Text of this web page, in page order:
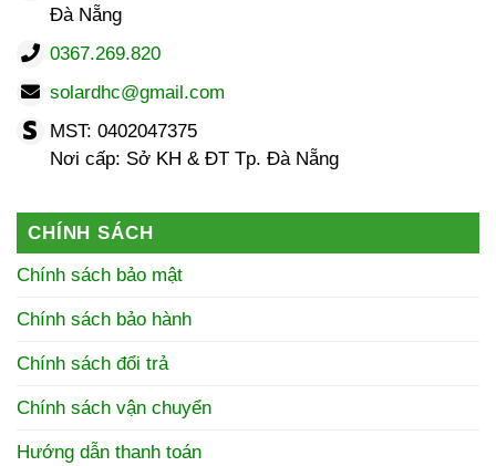
Đà Nẵng
0367.269.820
solardhc@gmail.com
MST: 0402047375
Nơi cấp: Sở KH & ĐT Tp. Đà Nẵng
CHÍNH SÁCH
Chính sách bảo mật
Chính sách bảo hành
Chính sách đổi trả
Chính sách vận chuyển
Hướng dẫn thanh toán